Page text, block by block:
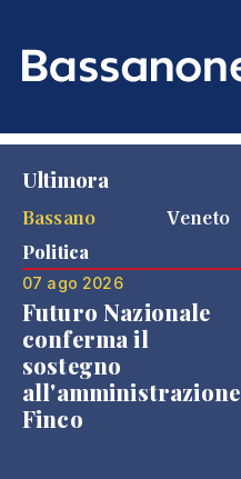
Ultimora
Bassano
Veneto
Politica
07 ago 2026
Futuro Nazionale
conferma il
sostegno
all'amministrazione
Finco